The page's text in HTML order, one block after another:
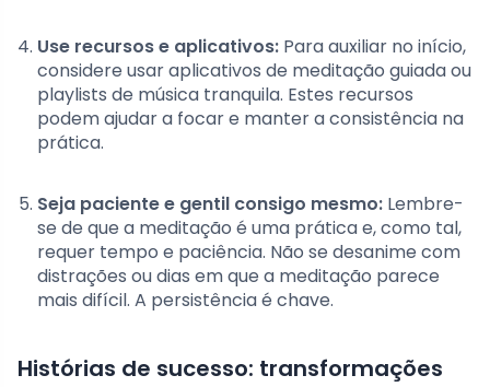
Use recursos e aplicativos: Para auxiliar no início,
considere usar aplicativos de meditação guiada ou
playlists de música tranquila. Estes recursos
podem ajudar a focar e manter a consistência na
prática.
Seja paciente e gentil consigo mesmo: Lembre-
se de que a meditação é uma prática e, como tal,
requer tempo e paciência. Não se desanime com
distrações ou dias em que a meditação parece
mais difícil. A persistência é chave.
Histórias de sucesso: transformações